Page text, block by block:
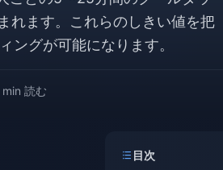
れます。これらのしきい値を把
ングが可能になります。
min 読む
目次